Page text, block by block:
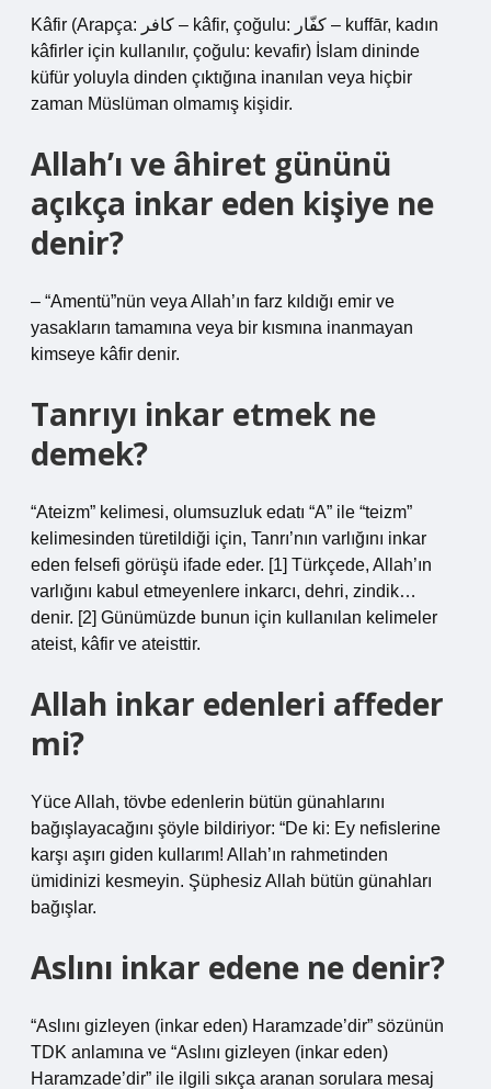
Kâfir (Arapça: كافر – kâfir, çoğulu: كفّار – kuffār, kadın
kâfirler için kullanılır, çoğulu: kevafir) İslam dininde
küfür yoluyla dinden çıktığına inanılan veya hiçbir
zaman Müslüman olmamış kişidir.
Allah’ı ve âhiret gününü
açıkça inkar eden kişiye ne
denir?
– “Amentü”nün veya Allah’ın farz kıldığı emir ve
yasakların tamamına veya bir kısmına inanmayan
kimseye kâfir denir.
Tanrıyı inkar etmek ne
demek?
“Ateizm” kelimesi, olumsuzluk edatı “A” ile “teizm”
kelimesinden türetildiği için, Tanrı’nın varlığını inkar
eden felsefi görüşü ifade eder. [1] Türkçede, Allah’ın
varlığını kabul etmeyenlere inkarcı, dehri, zindik…
denir. [2] Günümüzde bunun için kullanılan kelimeler
ateist, kâfir ve ateisttir.
Allah inkar edenleri affeder
mi?
Yüce Allah, tövbe edenlerin bütün günahlarını
bağışlayacağını şöyle bildiriyor: “De ki: Ey nefislerine
karşı aşırı giden kullarım! Allah’ın rahmetinden
ümidinizi kesmeyin. Şüphesiz Allah bütün günahları
bağışlar.
Aslını inkar edene ne denir?
“Aslını gizleyen (inkar eden) Haramzade’dir” sözünün
TDK anlamına ve “Aslını gizleyen (inkar eden)
Haramzade’dir” ile ilgili sıkça aranan sorulara mesaj